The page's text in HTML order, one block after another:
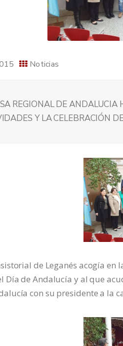
Noticias
REGIONAL DE ANDALUCIA
Y LA CELEBRACIÓN
de Leganés acogía
Día de Andalucía y al que
con su presidente a la